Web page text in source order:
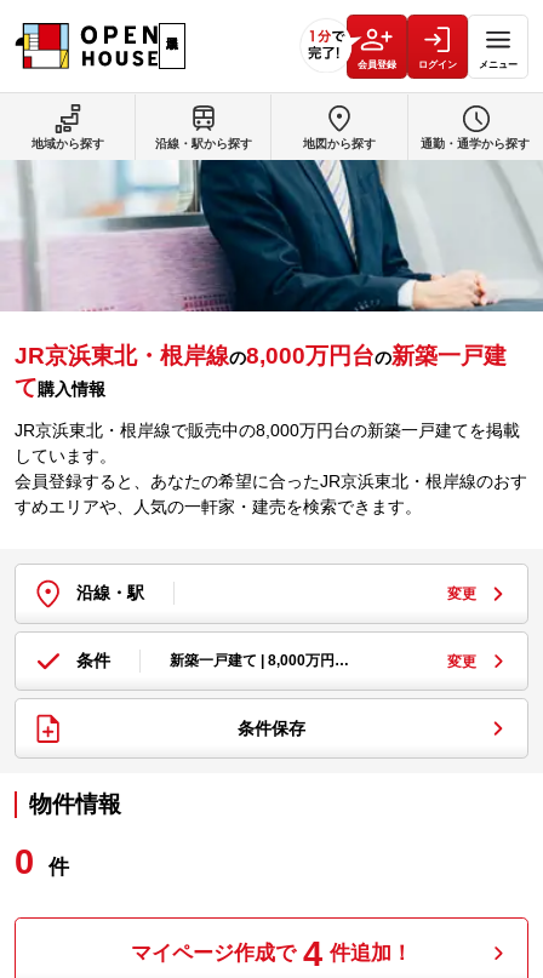
会員登録 ログイン メニュー
JR京浜東北・根岸線の8,000万円台の新築一戸建
て購入情報
JR京浜東北・根岸線で販売中の8,000万円台の新築一戸建てを掲載
しています。
会員登録すると、あなたの希望に合ったJR京浜東北・根岸線のおす
すめエリアや、人気の一軒家・建売を検索できます。
沿線・駅 変更
条件 新築一戸建て | 8,000万円… 変更
条件保存
物件情報
0 件
マイページ作成で 4 件追加！
地域から探す 沿線・駅から探す 地図から探す 通勤・通学から探す